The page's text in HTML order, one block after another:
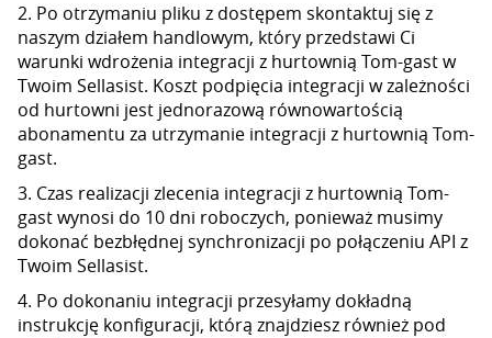
2. Po otrzymaniu pliku z dostępem skontaktuj się z
naszym działem handlowym, który przedstawi Ci
warunki wdrożenia integracji z hurtownią Tom-gast w
Twoim Sellasist. Koszt podpięcia integracji w zależności
od hurtowni jest jednorazową równowartością
abonamentu za utrzymanie integracji z hurtownią Tom-
gast.
3. Czas realizacji zlecenia integracji z hurtownią Tom-
gast wynosi do 10 dni roboczych, ponieważ musimy
dokonać bezbłędnej synchronizacji po połączeniu API z
Twoim Sellasist.
4. Po dokonaniu integracji przesyłamy dokładną
instrukcję konfiguracji, którą znajdziesz również pod